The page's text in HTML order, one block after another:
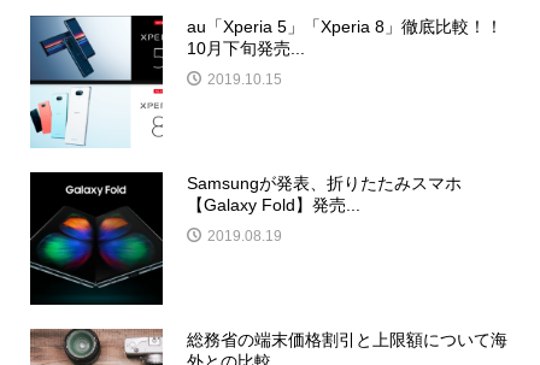
au「Xperia 5」「Xperia 8」徹底比較！！
10月下旬発売...
2019.10.15
Samsungが発表、折りたたみスマホ
【Galaxy Fold】発売...
2019.08.19
総務省の端末価格割引と上限額について海